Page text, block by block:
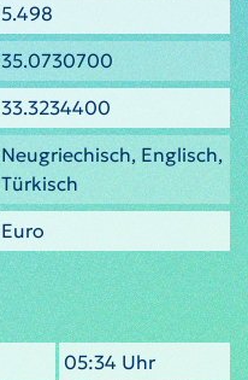
5.498
35.0730700
33.3234400
Neugriechisch, Englisch,
Türkisch
Euro
05:34 Uhr